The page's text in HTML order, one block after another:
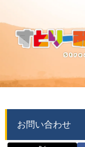
お問い合わせ